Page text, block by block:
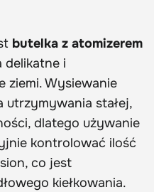
butelka z atomizerem
delikatne i
ziemi. Wysiewanie
utrzymywania stałej,
dlatego używanie
kontrolować ilość
co jest
kiełkowania.